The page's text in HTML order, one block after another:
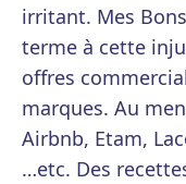
irritant. Mes
terme à cette
offres
marques. Au
Airbnb, Etam,
…etc. Des